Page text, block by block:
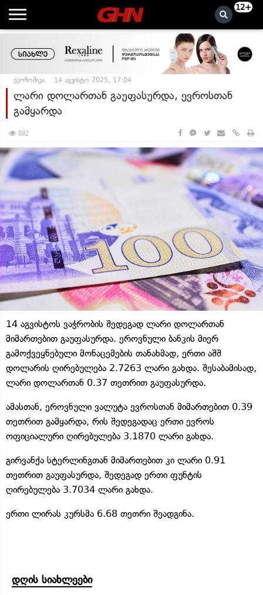
12+
ეკონომიკა 14 აგვისტო 2025, 17:04
ლარი დოლართან გაუფასურდა, ევროსთან
გამყარდა
882
14 აგვისტოს ვაჭრობის შედეგად ლარი დოლართან
მიმართებით გაუფასურდა. ეროვნული ბანკის მიერ
გამოქვეყნებული მონაცემების თანახმად, ერთი აშშ
დოლარის ღირებულება 2.7263 ლარი გახდა. შესაბამისად,
ლარი დოლართან 0.37 თეთრით გაუფასურდა.
ამასთან, ეროვნული ვალუტა ევროსთან მიმართებით 0.39
თეთრით გამყარდა, რის შედეგადაც ერთი ევროს
ოფიციალური ღირებულება 3.1870 ლარი გახდა.
გირვანქა სტერლინგთან მიმართებით კი ლარი 0.91
თეთრით გაუფასურდა, შედეგად ერთი ფუნტის
ღირებულება 3.7034 ლარი გახდა.
ერთი ლირას კურსმა 6.68 თეთრი შეადგინა.
დღის სიახლეები